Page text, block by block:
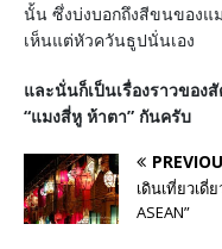
นั้น ซึ่งบ่งบอกถึงสีขนของแ
เห็นแต่หัวควันธูปนั่นเอง
และนั่นก็เป็นเรื่องราวขอ
“แมงสี่หู ห้าตา” กันครับ
เดินเที่ยวเดี่
ASEAN”